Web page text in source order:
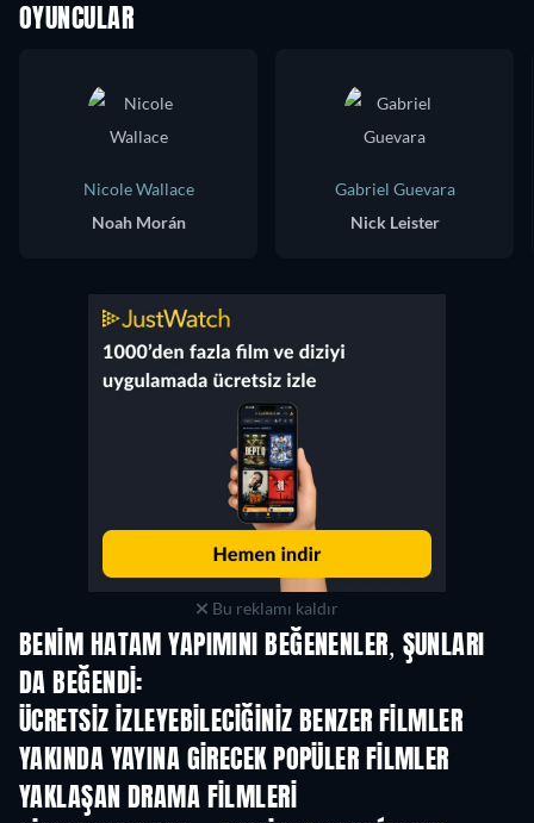
OYUNCULAR
Nicole Wallace
Noah Morán
Gabriel Guevara
Nick Leister
Bu reklamı kaldır
BENIM HATAM YAPIMINI BEĞENENLER, ŞUNLARI
DA BEĞENDI:
ÜCRETSIZ IZLEYEBILECIĞINIZ BENZER FILMLER
YAKINDA YAYINA GIRECEK POPÜLER FILMLER
YAKLAŞAN DRAMA FILMLERI